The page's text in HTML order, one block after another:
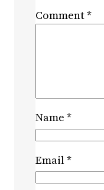
Comment*
Name *
Email*